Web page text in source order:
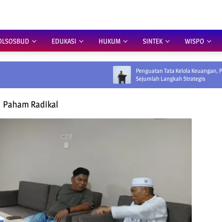
EDUKASI HUKUM SINTEK WISPO
Penguatan Tata Kelola Keuangan, Pemprov Siapkan
Sejumlah Langkah Strategis
Paham Radikal